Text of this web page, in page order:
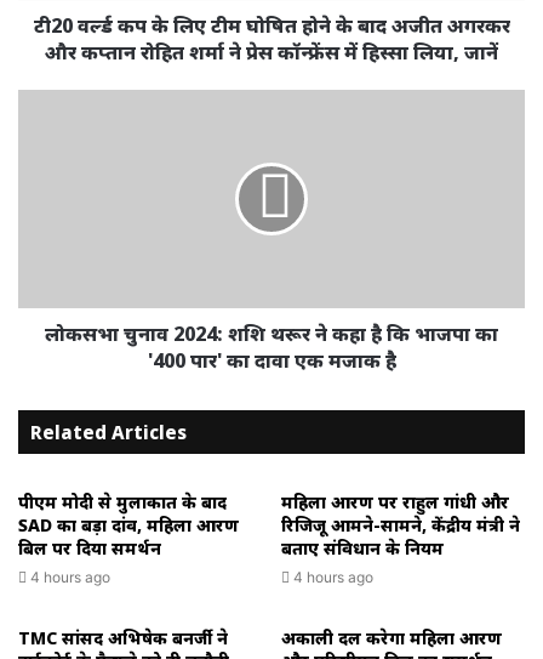
टी20 वर्ल्ड कप के लिए टीम घोषित होने के बाद अजीत अगरकर
और कप्तान रोहित शर्मा ने प्रेस कॉन्फ्रेंस में हिस्सा लिया, जानें
लोकसभा चुनाव 2024: शशि थरूर ने कहा है कि भाजपा का
'400 पार' का दावा एक मजाक है
Related Articles
पीएम मोदी से मुलाकात के बाद
SAD का बड़ा दांव, महिला आरक्षण
बिल पर दिया समर्थन
4 hours ago
महिला आरक्षण पर राहुल गांधी और
रिजिजू आमने-सामने, केंद्रीय मंत्री ने
बताए संविधान के नियम
4 hours ago
TMC सांसद अभिषेक बनर्जी ने
अकाली दल करेगा महिला आरक्षण